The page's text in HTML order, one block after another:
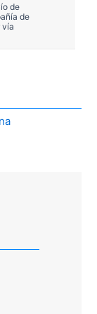
de
de
vía